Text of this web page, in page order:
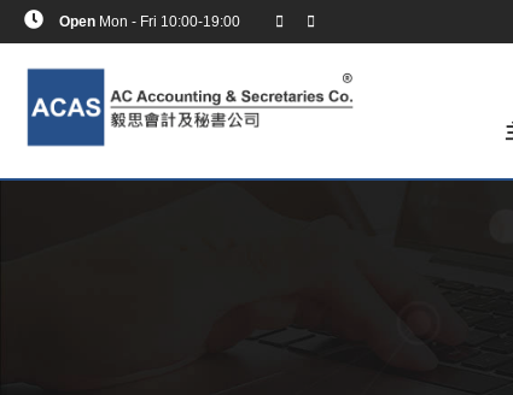
Open Mon - Fri 10:00-19:00